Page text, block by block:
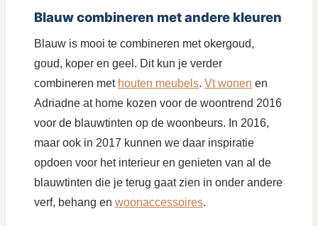
Blauw combineren met andere kleuren
Blauw is mooi te combineren met okergoud,
goud, koper en geel. Dit kun je verder
combineren met houten meubels. Vt wonen en
Adriadne at home kozen voor de woontrend 2016
voor de blauwtinten op de woonbeurs. In 2016,
maar ook in 2017 kunnen we daar inspiratie
opdoen voor het interieur en genieten van al de
blauwtinten die je terug gaat zien in onder andere
verf, behang en woonaccessoires.